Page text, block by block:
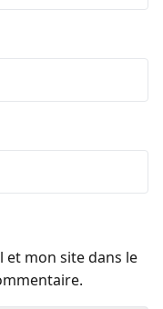
et mon site dans le